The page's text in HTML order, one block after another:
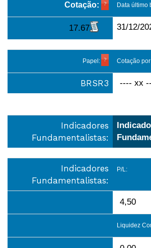
Cotação: Data último
17.67 31/12/
Papel: Cotação
BRSR3 ---- xx
Indicadores
Fundamentalistas:
Indicadores
Fundamentalistas:
P/L:
4,50
Liquidez